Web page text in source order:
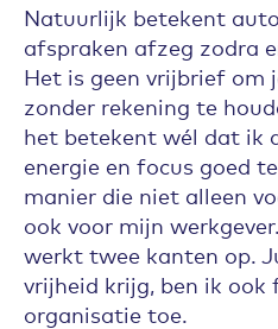
Natuurlijk betekent
afspraken afzeg zodra
Het is geen vrijbrief om
zonder rekening te
het betekent wél dat ik
energie en focus goed
manier die niet alleen
ook voor mijn
werkt twee kanten op.
vrijheid krijg, ben ik ook
organisatie toe.